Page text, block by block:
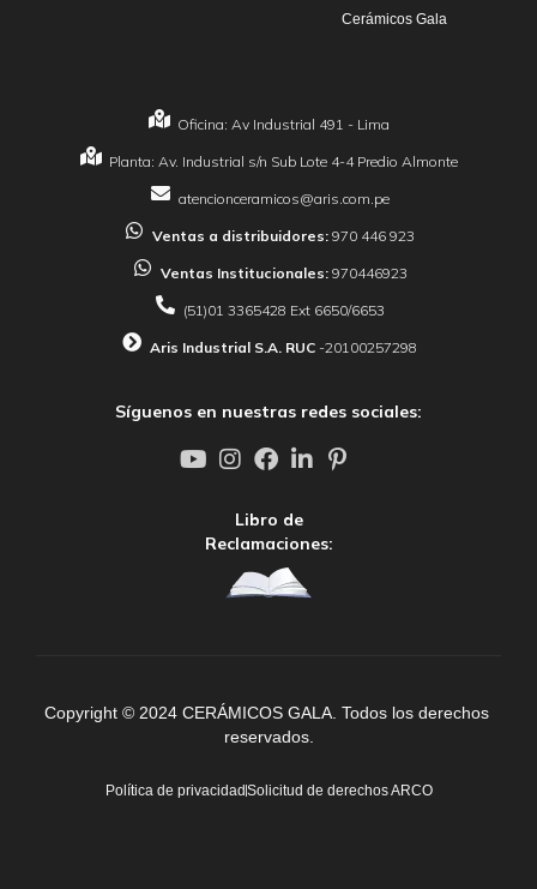
Oficina: Av Industrial 491 - Lima
Planta: Av. Industrial s/n Sub Lote 4-4 Predio Almonte
atencionceramicos@aris.com.pe
Ventas a distribuidores: 970 446 923
Ventas Institucionales: 970446923
(51)01 3365428 Ext 6650/6653
Aris Industrial S.A. RUC -20100257298
Cerámicos Gala
Síguenos en nuestras redes sociales:
Libro de
Reclamaciones:
Copyright © 2024 CERÁMICOS GALA. Todos los derechos
reservados.
Política de privacidad Solicitud de derechos ARCO